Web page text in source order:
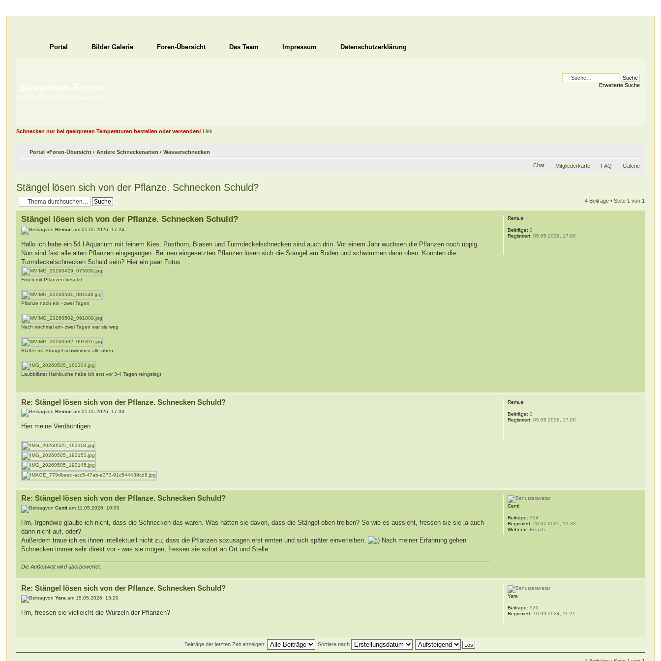
Portal Bilder Galerie Foren-Übersicht Das Team Impressum Datenschutzerklärung
Schnecken-Forum
Habt ihr Schnecken als Haustiere?
Erweiterte Suche
Schnecken nur bei geeigneten Temperaturen bestellen oder versenden! Link
Portal »Foren-Übersicht ‹ Andere Schneckenarten ‹ Wasserschnecken
Chat Mitgliederkarte FAQ Galerie
Stängel lösen sich von der Pflanze. Schnecken Schuld?
4 Beiträge • Seite 1 von 1
Stängel lösen sich von der Pflanze. Schnecken Schuld?
vonRemue am 05.05.2026, 17:24
Hallo ich habe ein 54 l Aquarium mit feinem Kies. Posthorn, Blasen und Turmdeckelschnecken sind auch drin. Vor einem Jahr wuchsen die Pflanzen noch üppig.
Nun sind fast alle alten Pflanzen eingegangen. Bei neu eingesetzten Pflanzen lösen sich die Stängel am Boden und schwimmen dann oben. Könnten die
Turmdeckelschnecken Schuld sein? Hier ein paar Fotos
Frisch mit Pflanzen besetzt
Pflanze nach ein - zwei Tagen
Nach nochmal ein- zwei Tagen war sie weg
Blätter mit Stängel schwimmen alle oben
Laubblätter Hainbuche habe ich erst vor 3-4 Tagen reingelegt
Remue
Beiträge: 2
Registriert: 05.05.2026, 17:00
Re: Stängel lösen sich von der Pflanze. Schnecken Schuld?
vonRemue am 05.05.2026, 17:33
Hier meine Verdächtigen
Remue
Beiträge: 2
Registriert: 05.05.2026, 17:00
Re: Stängel lösen sich von der Pflanze. Schnecken Schuld?
vonCenti am 11.05.2026, 10:00
Hm. Irgendwie glaube ich nicht, dass die Schnecken das waren. Was hätten sie davon, dass die Stängel oben treiben? So wie es aussieht, fressen sie sie ja auch
dann nicht auf, oder?
Außerdem traue ich es ihnen intellektuell nicht zu, dass die Pflanzen sozusagen erst ernten und sich später einverleiben.
Nach meiner Erfahrung gehen
Schnecken immer sehr direkt vor - was sie mögen, fressen sie sofort an Ort und Stelle.
Die Außenwelt wird überbewertet.
Centi
Beiträge: 554
Registriert: 28.07.2025, 12:33
Wohnort: Elzach
Re: Stängel lösen sich von der Pflanze. Schnecken Schuld?
vonYara am 15.05.2026, 13:20
Hm, fressen sie vielleicht die Wurzeln der Pflanzen?
Yara
Beiträge: 520
Registriert: 10.09.2024, 11:21
Beiträge der letzten Zeit anzeigen: Sortiere nach